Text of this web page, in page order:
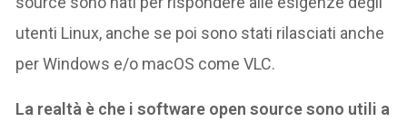
utenti Linux, anche se poi sono stati rilasciati anche
per Windows e/o macOS come VLC.
La realtà è che i software open source sono utili a